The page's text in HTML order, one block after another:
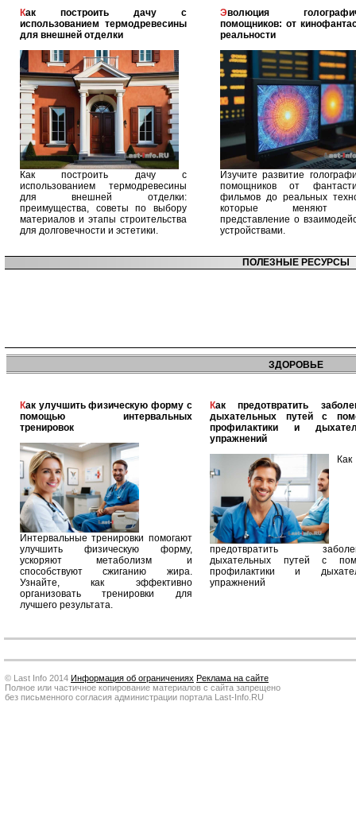
Как построить дачу с
использованием термодревесины
для внешней отделки
Как построить дачу с
использованием термодревесины
для внешней отделки:
преимущества, советы по выбору
материалов и этапы строительства
для долговечности и эстетики.
Эволюция голографических
помощников: от
реальности
Изучите развитие
помощников от
фильмов до реальных
которые меняют
представление о
устройствами.
ПОЛЕЗНЫЕ РЕСУРСЫ
ЗДОРОВЬЕ
Как улучшить физическую форму с
помощью интервальных
тренировок
Интервальные тренировки помогают
улучшить физическую форму,
ускоряют метаболизм и
способствуют сжиганию жира.
Узнайте, как эффективно
организовать тренировки для
лучшего результата.
Как предотвратить заболевания
дыхательных путей с
профилактики и
упражнений
Как
предотвратить
дыхательных путей с
профилактики и
упражнений
© Last Info 2014 Информация об ограничениях Реклама на сайте
Полное или частичное копирование материалов с сайта запрещено
без письменного согласия администрации портала Last-Info.RU